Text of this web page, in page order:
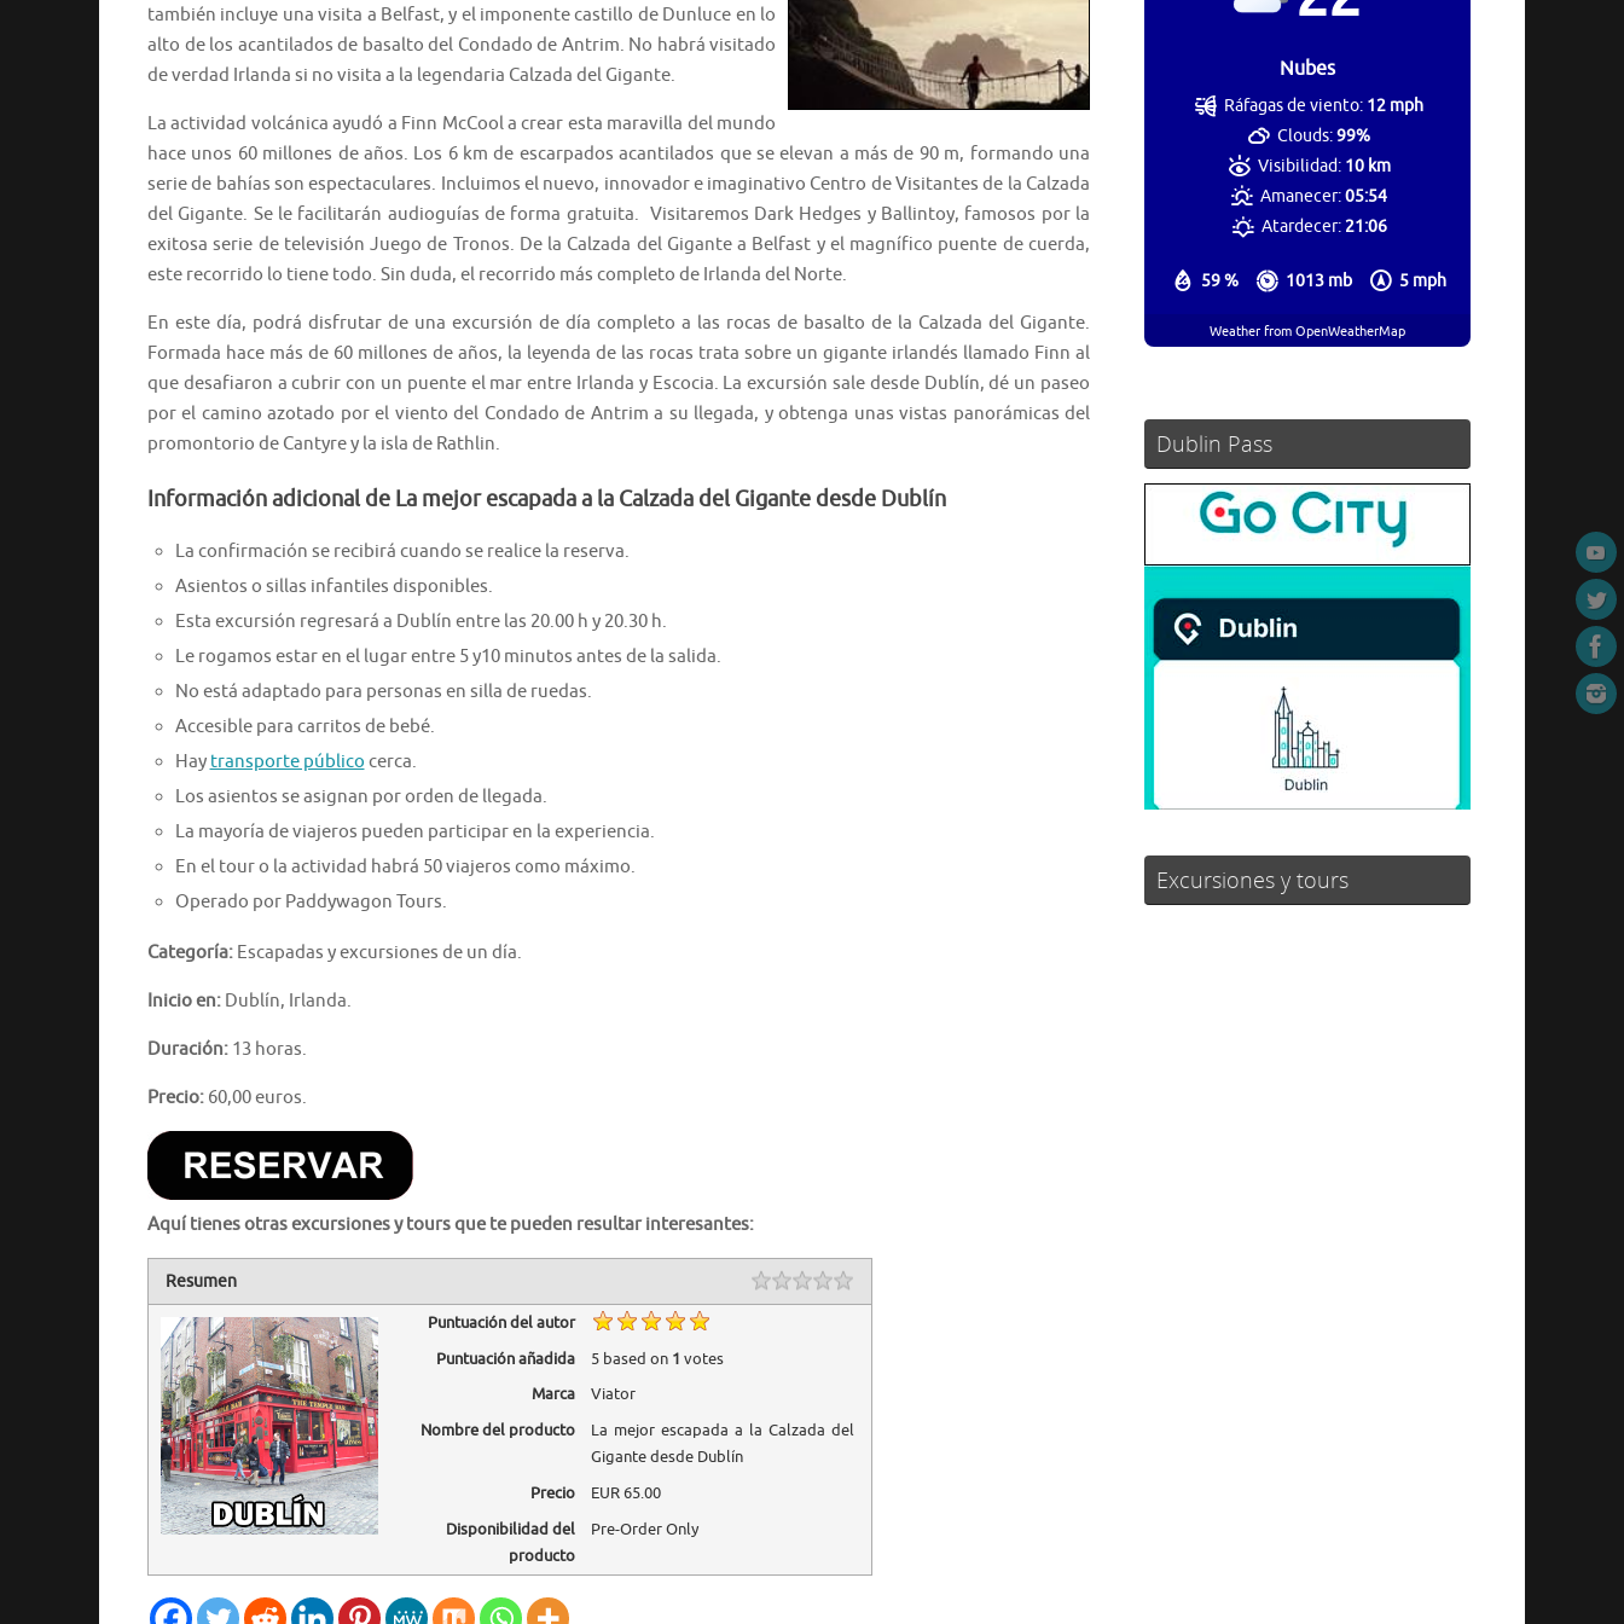
también incluye una visita a Belfast, y el imponente castillo de Dunluce en lo
alto de los acantilados de basalto del Condado de Antrim. No habrá visitado
de verdad Irlanda si no visita a la legendaria Calzada del Gigante.
La actividad volcánica ayudó a Finn McCool a crear esta maravilla del mundo
hace unos 60 millones de años. Los 6 km de escarpados acantilados que se elevan a más de 90 m, formando una
serie de bahías son espectaculares. Incluimos el nuevo, innovador e imaginativo Centro de Visitantes de la Calzada
del Gigante. Se le facilitarán audioguías de forma gratuita. Visitaremos Dark Hedges y Ballintoy, famosos por la
exitosa serie de televisión Juego de Tronos. De la Calzada del Gigante a Belfast y el magnífico puente de cuerda,
este recorrido lo tiene todo. Sin duda, el recorrido más completo de Irlanda del Norte.
En este día, podrá disfrutar de una excursión de día completo a las rocas de basalto de la Calzada del Gigante.
Formada hace más de 60 millones de años, la leyenda de las rocas trata sobre un gigante irlandés llamado Finn al
que desafiaron a cubrir con un puente el mar entre Irlanda y Escocia. La excursión sale desde Dublín, dé un paseo
por el camino azotado por el viento del Condado de Antrim a su llegada, y obtenga unas vistas panorámicas del
promontorio de Cantyre y la isla de Rathlin.
Información adicional de La mejor escapada a la Calzada del Gigante desde Dublín
La confirmación se recibirá cuando se realice la reserva.
Asientos o sillas infantiles disponibles.
Esta excursión regresará a Dublín entre las 20.00 h y 20.30 h.
Le rogamos estar en el lugar entre 5 y10 minutos antes de la salida.
No está adaptado para personas en silla de ruedas.
Accesible para carritos de bebé.
Hay transporte público cerca.
Los asientos se asignan por orden de llegada.
La mayoría de viajeros pueden participar en la experiencia.
En el tour o la actividad habrá 50 viajeros como máximo.
Operado por Paddywagon Tours.
Categoría: Escapadas y excursiones de un día.
Inicio en: Dublín, Irlanda.
Duración: 13 horas.
Precio: 60,00 euros.
Aquí tienes otras excursiones y tours que te pueden resultar interesantes:
Resumen
Puntuación del autor
Puntuación añadida
5based on 1 votes
Marca
Viator
Nombre del producto
La mejor escapada a la Calzada del
Gigante desde Dublín
Precio
EUR65.00
Disponibilidad del
producto
Pre-Order Only
Nubes
59 % 1013 mb 5 mph
Ráfagas de viento: 12 mph
Clouds:99%
Visibilidad: 10 km
Amanecer:05:54
Atardecer:21:06
Weather from OpenWeatherMap
Dublin Pass
Excursiones y tours